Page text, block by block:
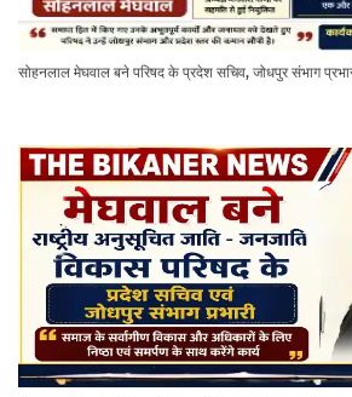
सोहनलाल मेघवाल बने परिषद के प्रदेश सचिव, जोधपुर संभाग प्रभारी